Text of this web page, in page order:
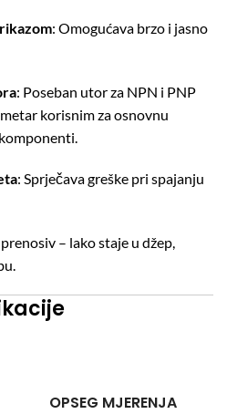
: Omogućava brzo i jasno
: Poseban utor za NPN i PNP
korisnim za osnovnu
: Sprječava greške pri spajanju
prenosiv – lako staje u džep,
OPSEG MJERENJA